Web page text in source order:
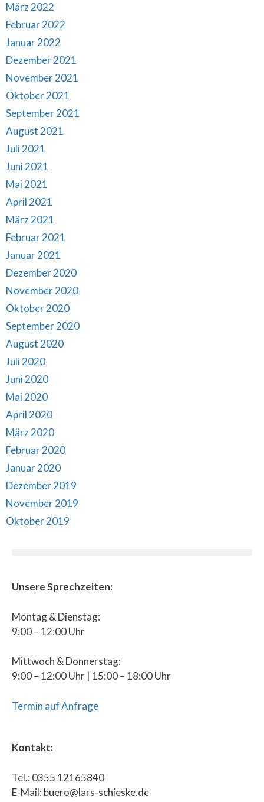
März 2022
Februar 2022
Januar 2022
Dezember 2021
November 2021
Oktober 2021
September 2021
August 2021
Juli 2021
Juni 2021
Mai 2021
April 2021
März 2021
Februar 2021
Januar 2021
Dezember 2020
November 2020
Oktober 2020
September 2020
August 2020
Juli 2020
Juni 2020
Mai 2020
April 2020
März 2020
Februar 2020
Januar 2020
Dezember 2019
November 2019
Oktober 2019
Unsere Sprechzeiten:
Montag & Dienstag:
9:00 – 12:00 Uhr
Mittwoch & Donnerstag:
9:00 – 12:00 Uhr | 15:00 – 18:00 Uhr
Termin auf Anfrage
Kontakt:
Tel.: 0355 12165840
E-Mail: buero@lars-schieske.de